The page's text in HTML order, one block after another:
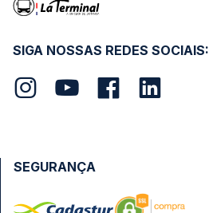
SIGA NOSSAS REDES SOCIAIS:
SEGURANÇA